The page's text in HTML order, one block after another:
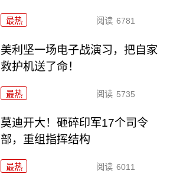
最热 阅读 6781
美利坚一场电子战演习，把自家
救护机送了命！
最热 阅读 5735
莫迪开大！砸碎印军17个司令
部，重组指挥结构
最热 阅读 6011